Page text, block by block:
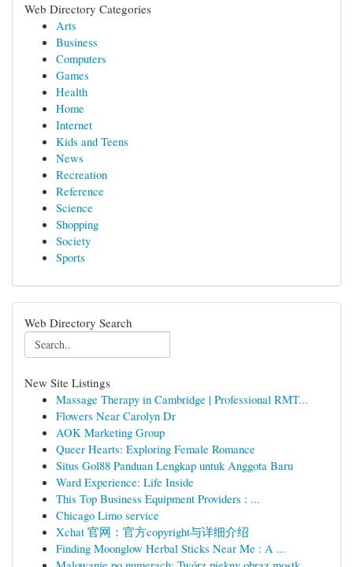
Web Directory Categories
Arts
Business
Computers
Games
Health
Home
Internet
Kids and Teens
News
Recreation
Reference
Science
Shopping
Society
Sports
Web Directory Search
New Site Listings
Massage Therapy in Cambridge | Professional RMT...
Flowers Near Carolyn Dr
AOK Marketing Group
Queer Hearts: Exploring Female Romance
Situs Gol88 Panduan Lengkap untuk Anggota Baru
Ward Experience: Life Inside
This Top Business Equipment Providers : ...
Chicago Limo service
Xchat 官网：官方copyright与详细介绍
Finding Moonglow Herbal Sticks Near Me : A ...